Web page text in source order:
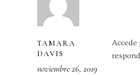
TAMARA
DAVIS
Accede
noviembre 26, 2019